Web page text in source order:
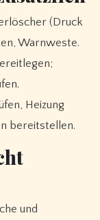
(Druck
Warnweste.
Heizung
bereitstellen.
und